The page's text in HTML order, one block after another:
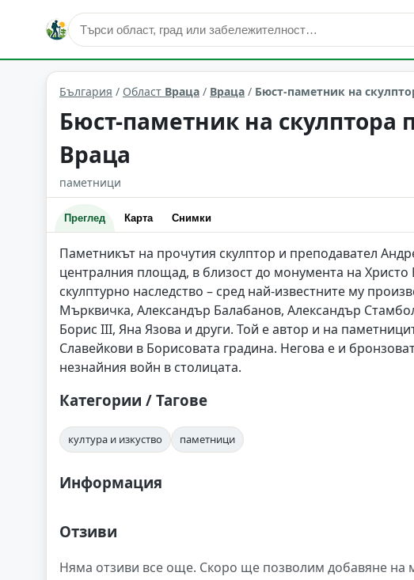
култура и изкуство Враца Област: Враца
България / Област Враца / Враца / Бюст-паметник на
Бюст-паметник на
Враца
паметници
Преглед Карта Снимки
Паметникът на прочутия скулптор и преподавател
централния площад, в близост до монумента на Христо
скулптурно наследство – сред най-известните му
Мърквичка, Александър Балабанов, Александър
Борис ІІІ, Яна Язова и други. Той е автор и на
Славейкови в Борисовата градина. Негова е и
незнайния войн в столицата.
Категории / Тагове
култура и изкуство паметници
Информация
Отзиви
Няма отзиви все още. Скоро ще позволим добавяне на